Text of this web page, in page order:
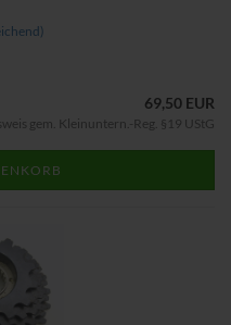
69,50 EUR
gem. Kleinuntern.-Reg. §19 UStG